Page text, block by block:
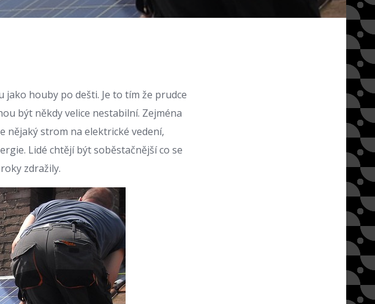
houby po dešti. Je to tím že prudce
být někdy velice nestabilní. Zejména
nějaký strom na elektrické vedení,
Lidé chtějí být soběstačnější co se
zdražily.